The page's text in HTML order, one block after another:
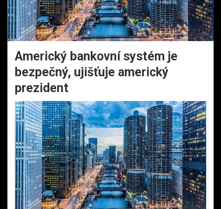
Americký bankovní systém je
bezpečný, ujišťuje americký
prezident